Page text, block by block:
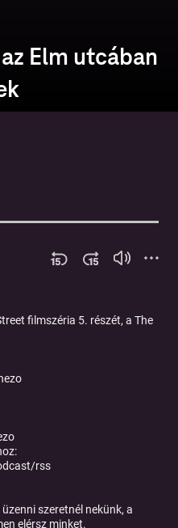
Elm utcában
filmszéria 5. részét, a The
rss
szeretnél nekünk, a
elérsz minket.